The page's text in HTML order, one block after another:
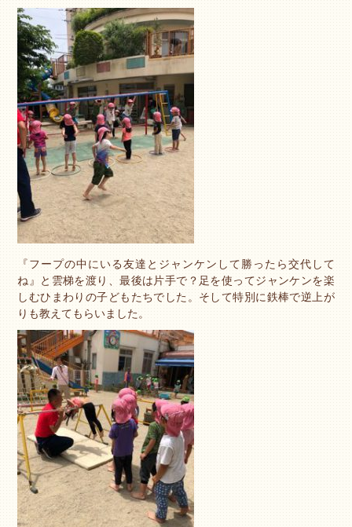
『フープの中にいる友達とジャンケンして勝ったら交代して
ね』と雲梯を渡り、最後は片手で？足を使ってジャンケンを楽
しむひまわりの子どもたちでした。そして特別に鉄棒で逆上が
りも教えてもらいました。